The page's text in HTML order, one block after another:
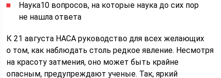
Наука10 вопросов, на которые наука до сих пор
не нашла ответа
К 21 августа НАСА руководство для всех желающих
о том, как наблюдать столь редкое явление. Несмотря
на красоту затмения, оно может быть крайне
опасным, предупреждают ученые. Так, яркий